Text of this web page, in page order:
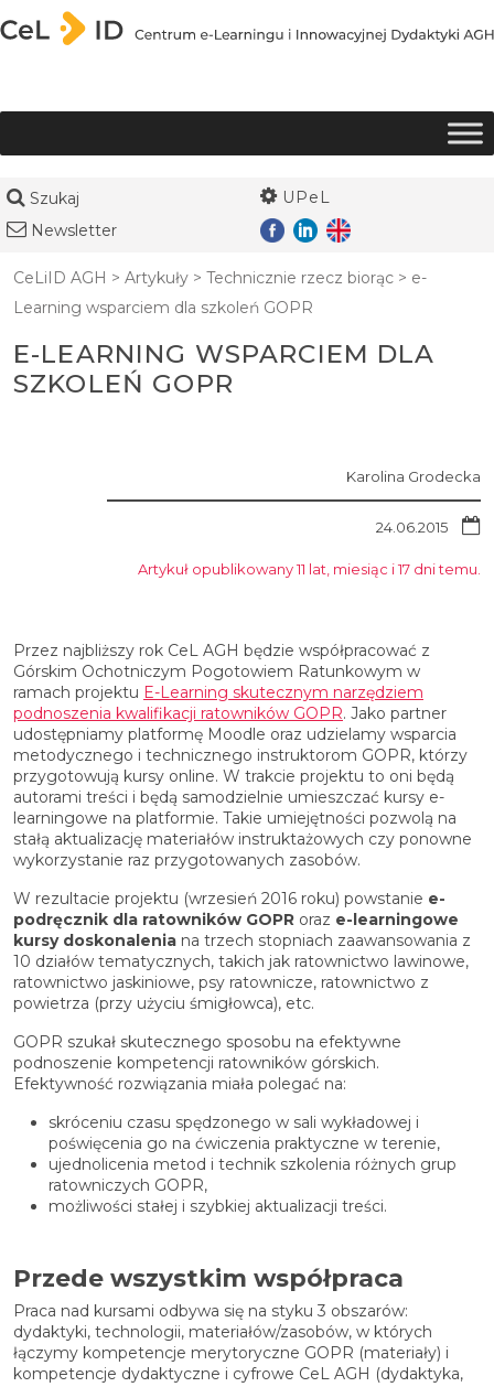
Przejdź do treści
Szukaj
UPeL
Newsletter
CeLiID AGH > Artykuły > Technicznie rzecz biorąc > e-
Learning wsparciem dla szkoleń GOPR
E-LEARNING WSPARCIEM DLA
SZKOLEŃ GOPR
Karolina Grodecka
24.06.2015
Artykuł opublikowany 11 lat, miesiąc i 17 dni temu.
Przez najbliższy rok CeL AGH będzie współpracować z
Górskim Ochotniczym Pogotowiem Ratunkowym w
ramach projektu E-Learning skutecznym narzędziem
podnoszenia kwalifikacji ratowników GOPR. Jako partner
udostępniamy platformę Moodle oraz udzielamy wsparcia
metodycznego i technicznego instruktorom GOPR, którzy
przygotowują kursy online. W trakcie projektu to oni będą
autorami treści i będą samodzielnie umieszczać kursy e-
learningowe na platformie. Takie umiejętności pozwolą na
stałą aktualizację materiałów instruktażowych czy ponowne
wykorzystanie raz przygotowanych zasobów.
W rezultacie projektu (wrzesień 2016 roku) powstanie e-
podręcznik dla ratowników GOPR oraz e-learningowe
kursy doskonalenia na trzech stopniach zaawansowania z
10 działów tematycznych, takich jak ratownictwo lawinowe,
ratownictwo jaskiniowe, psy ratownicze, ratownictwo z
powietrza (przy użyciu śmigłowca), etc.
GOPR szukał skutecznego sposobu na efektywne
podnoszenie kompetencji ratowników górskich.
Efektywność rozwiązania miała polegać na:
skróceniu czasu spędzonego w sali wykładowej i
poświęcenia go na ćwiczenia praktyczne w terenie,
ujednolicenia metod i technik szkolenia różnych grup
ratowniczych GOPR,
możliwości stałej i szybkiej aktualizacji treści.
Przede wszystkim współpraca
Praca nad kursami odbywa się na styku 3 obszarów:
dydaktyki, technologii, materiałów/zasobów, w których
łączymy kompetencje merytoryczne GOPR (materiały) i
kompetencje dydaktyczne i cyfrowe CeL AGH (dydaktyka,